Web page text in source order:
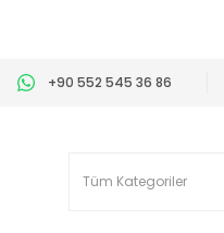
+90 552 545 36 86